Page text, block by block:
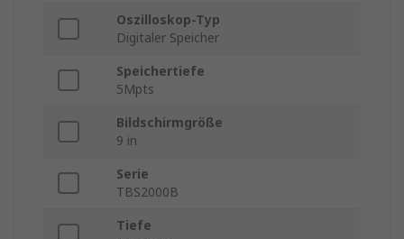
Oszilloskop-Typ
Digitaler Speicher
Speichertiefe
5Mpts
Bildschirmgröße
9 in
Serie
TBS2000B
Tiefe